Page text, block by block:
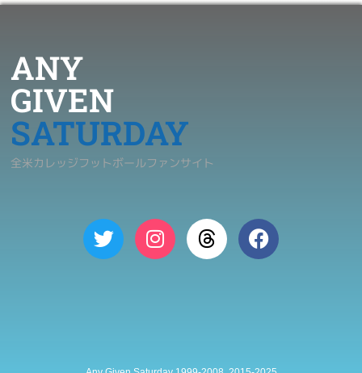
ANY
GIVEN
SATURDAY
全米カレッジフットボールファンサイト